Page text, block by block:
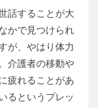
話することが大
かで見つけられ
が、やはり体力
介護者の移動や
疲れることがあ
るというプレッ